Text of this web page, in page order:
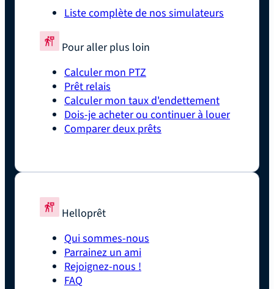
Liste complète de nos simulateurs
Pour aller plus loin
Calculer mon PTZ
Prêt relais
Calculer mon taux d'endettement
Dois-je acheter ou continuer à louer
Comparer deux prêts
Helloprêt
Qui sommes-nous
Parrainez un ami
Rejoignez-nous !
FAQ